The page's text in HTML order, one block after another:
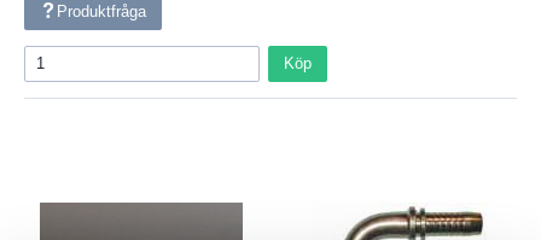
Produktfråga
Köp